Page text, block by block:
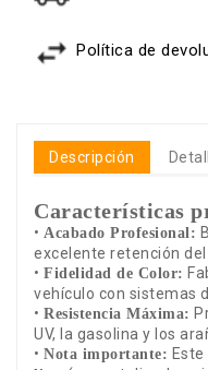
Política de
Descripción
Características
• Acabado Profesional:
excelente retención del
• Fidelidad de Color:
vehículo con sistemas
• Resistencia Máxima:
UV, la gasolina y los
• Nota importante: